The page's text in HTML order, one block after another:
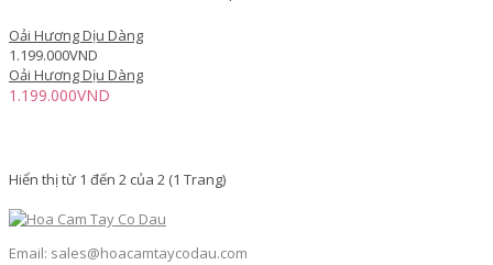
Oải Hương Dịu Dàng
1.199.000VND
Oải Hương Dịu Dàng
1.199.000VND
Hiển thị từ 1 đến 2 của 2 (1 Trang)
Email: sales@hoacamtaycodau.com